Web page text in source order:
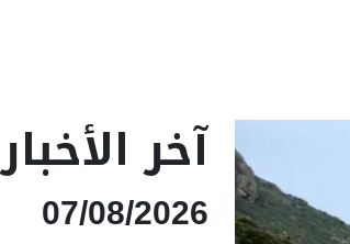
آخر الأخبار
07/08/2026